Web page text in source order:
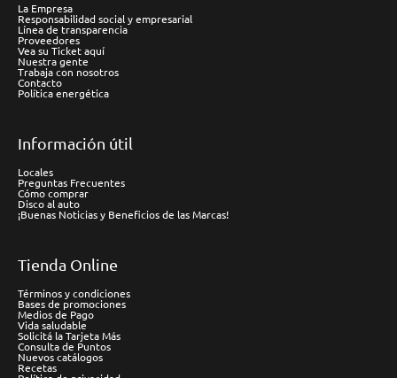
La Empresa
Responsabilidad social y empresarial
Línea de transparencia
Proveedores
Vea su Ticket aquí
Nuestra gente
Trabaja con nosotros
Contacto
Política energética
Información útil
Locales
Preguntas Frecuentes
Cómo comprar
Disco al auto
¡Buenas Noticias y Beneficios de las Marcas!
Tienda Online
Términos y condiciones
Bases de promociones
Medios de Pago
Vida saludable
Solicitá la Tarjeta Más
Consulta de Puntos
Nuevos catálogos
Recetas